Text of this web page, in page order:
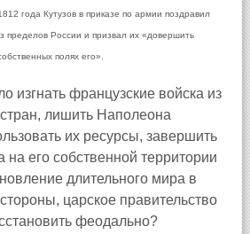
года Кутузов в приказе по армии поздравил
пределов России и призвал их «довершить
полях его».
изгнать французские войска из
лишить Наполеона
их ресурсы, завершить
на его собственной территории
длительного мира в
царское правительство
феодально?